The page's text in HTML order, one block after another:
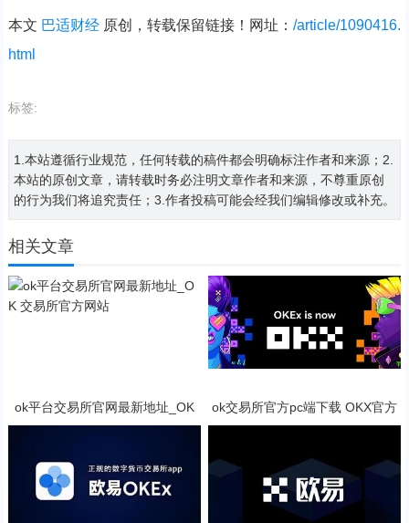
本文 巴适财经原创，转载保留链接！网址： /article/1090416.
html
标签:
1.本站遵循行业规范，任何转载的稿件都会明确标注作者和来源；2.
本站的原创文章，请转载时务必注明文章作者和来源，不尊重原创
的行为我们将追究责任；3.作者投稿可能会经我们编辑修改或补充。
相关文章
ok平台交易所官网最新地址_OK
交易所官方网站
ok交易所官方pc端下载 OKX官方
PC客户端下载